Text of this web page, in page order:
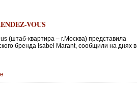
VOUS
(штаб-квартира – г.Москва) представила
бренда Isabel Marant, сообщили на днях в